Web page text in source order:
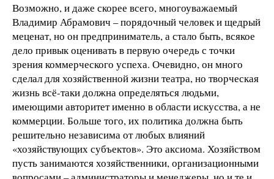
Возможно, и даже скорее всего, многоуважаемый
Владимир Абрамович – порядочный человек и щедрый
меценат, но он предприниматель, а стало быть, всякое
дело привык оценивать в первую очередь с точки
зрения коммерческого успеха. Очевидно, он много
сделал для хозяйственной жизни театра, но творческая
жизнь всё-таки должна определяться людьми,
имеющими авторитет именно в области искусства, а не
коммерции. Больше того, их политика должна быть
решительно независима от любых влияний
«хозяйствующих субъектов». Это аксиома. Хозяйством
пусть занимаются хозяйственники, организационными